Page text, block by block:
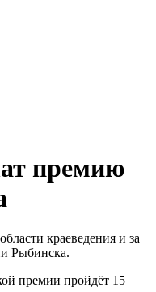
премию
краеведения и за
Рыбинска.
премии пройдёт 15